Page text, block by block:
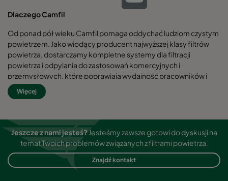
Dlaczego Camfil
Od ponad pół wieku Camfil pomaga oddychać ludziom czystym
powietrzem. Jako wiodący producent najwyższej klasy filtrów
powietrza, dostarczamy kompletne systemy dla filtracji
powietrza i odpylania do zastosowań komercyjnych i
przemysłowych, które poprawiają wydajność pracowników i
sprzętu, minimalizują zużycie energii oraz przynoszą korzyści dla
zdrowia ludzkiego i środowiska naturalnego.
Klientów są również najlepszymi rozwiązaniami dla naszej
planety. Dlatego też na każdym kroku - od projektu do dostawy i
przez cały cykl życia produktu bierzemy pod uwagę wpływ
naszego działania na ludzi oraz otaczający nas świat. Dzięki
nowatorskiemu podejściu do rozwiązywania problemów,
Więcej
Jeszcze z nami jesteś?Jesteśmy zawsze gotowi do dyskusji na
temat Twoich problemów związanych z filtrami powietrza.
Znajdź kontakt